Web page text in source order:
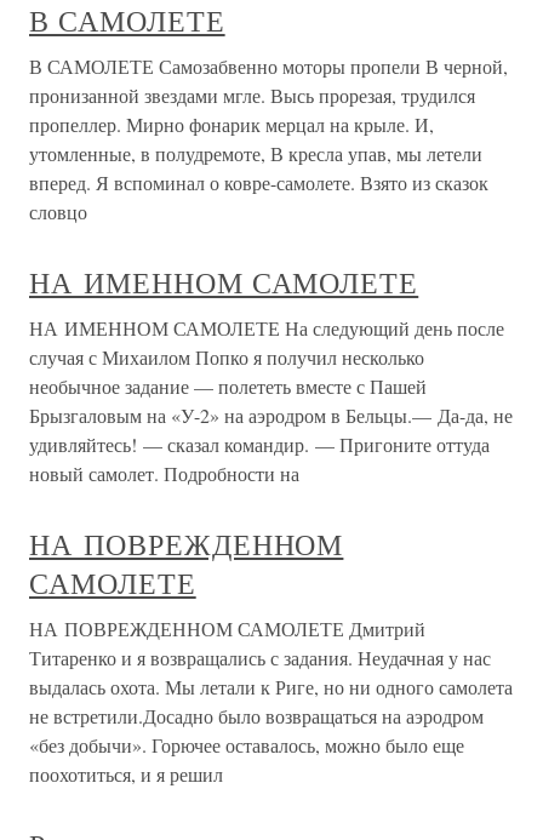
В САМОЛЕТЕ
В САМОЛЕТЕ Самозабвенно моторы пропели В черной,
пронизанной звездами мгле. Высь прорезая, трудился
пропеллер. Мирно фонарик мерцал на крыле. И,
утомленные, в полудремоте, В кресла упав, мы летели
вперед. Я вспоминал о ковре-самолете. Взято из сказок
словцо
НА ИМЕННОМ САМОЛЕТЕ
НА ИМЕННОМ САМОЛЕТЕ На следующий день после
случая с Михаилом Попко я получил несколько
необычное задание — полететь вместе с Пашей
Брызгаловым на «У-2» на аэродром в Бельцы.— Да-да, не
удивляйтесь! — сказал командир. — Пригоните оттуда
новый самолет. Подробности на
НА ПОВРЕЖДЕННОМ
САМОЛЕТЕ
НА ПОВРЕЖДЕННОМ САМОЛЕТЕ Дмитрий
Титаренко и я возвращались с задания. Неудачная у нас
выдалась охота. Мы летали к Риге, но ни одного самолета
не встретили.Досадно было возвращаться на аэродром
«без добычи». Горючее оставалось, можно было еще
поохотиться, и я решил